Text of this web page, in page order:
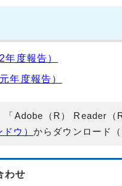
度報告）
年度報告）
Adobe（R） Reader（
ウ） からダウンロード
わせ